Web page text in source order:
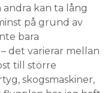
kan ta lång
på grund av
bara
det varierar mellan
till större
skogsmaskiner,